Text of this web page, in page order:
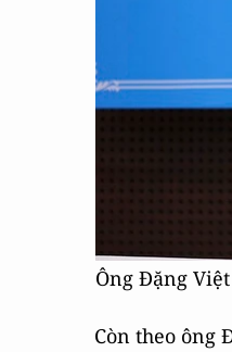
Ông Đặng
Còn theo ông